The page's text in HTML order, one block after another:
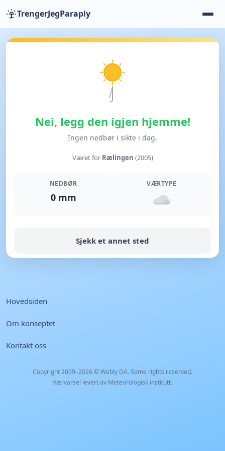
TrengerJegParaply
Nei, legg den igjen hjemme!
Ingen nedbør i sikte i dag.
Været for Rælingen (2005)
NEDBØR
0 mm
VÆRTYPE
Sjekk et annet sted
Hovedsiden
Om konseptet
Kontakt oss
Copyright 2009–2026 ©Webly DA. Some rights reserved.
Værvarsel levert av Meteorologisk institutt.